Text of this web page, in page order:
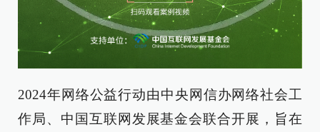
2024年网络公益行动由中央网信办网络社会工
作局、中国互联网发展基金会联合开展，旨在